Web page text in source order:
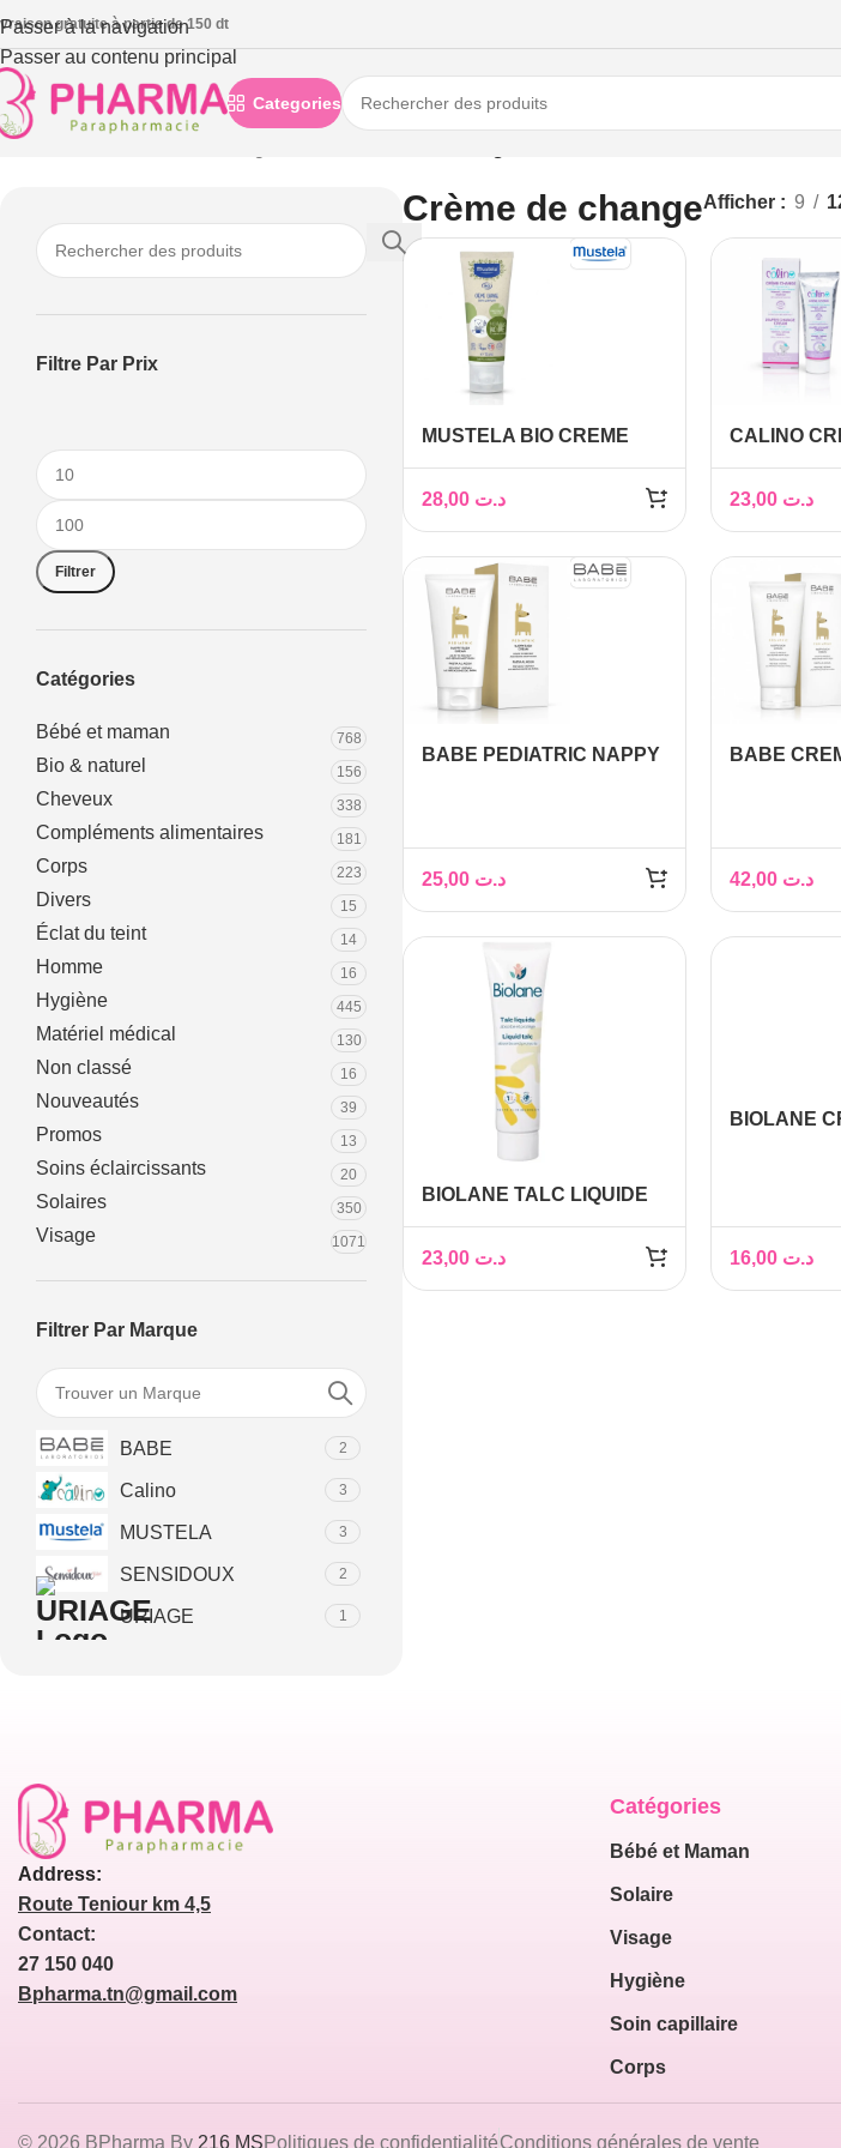
Passer à la navigation
Passer au contenu principal
gratuite à partie de 150 dt
Categories
Filtre Par Prix
Filtrer
Catégories
Bébé et maman 768
Bio & naturel 156
Cheveux 338
Compléments alimentaires 181
Corps 223
Divers 15
Éclat du teint 14
Homme 16
Hygiène 445
Matériel médical 130
Non classé 16
Nouveautés 39
Promos 13
Soins éclaircissants 20
Solaires 350
Visage 1071
Filtrer Par Marque
BABE 2
Calino 3
MUSTELA 3
SENSIDOUX 2
URIAGE 1
Crème de changeAfficher 9
MUSTELA BIO CREME
د.ت
CALINO
د.ت
BABE PEDIATRIC NAPPY
د.ت
BABE
د.ت
BIOLANE TALC LIQUIDE
د.ت
BIOLANE
د.ت
Address:
Route Teniour km 4,5
Contact:
27 150 040
Bpharma.tn@gmail.com
Catégories
Bébé et Maman
Solaire
Visage
Hygiène
Soin capillaire
Corps
© 2026 BPharma By 216 MSPolitiques de confidentialitéConditions générales de vente